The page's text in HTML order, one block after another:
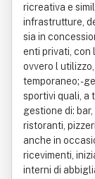
ricreativa e
infrastrutture,
sia in
enti privati, con
ovvero l
temporaneo; -
sportivi quali, a
gestione di:
ristoranti,
anche in
ricevimenti,
interni di